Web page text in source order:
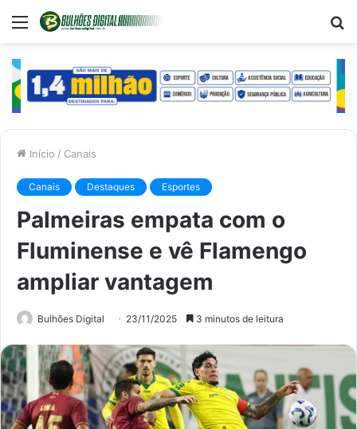
Menu
Início / Canais
Canais Destaques Esportes
Palmeiras empata com o
Fluminense e vê Flamengo
ampliar vantagem
Bulhões Digital 23/11/2025 3 minutos de leitura